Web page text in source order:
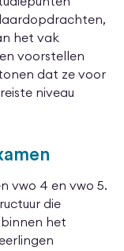
het vak
voorstellen
dat ze voor
niveau
vwo 4 en vwo 5.
die
het